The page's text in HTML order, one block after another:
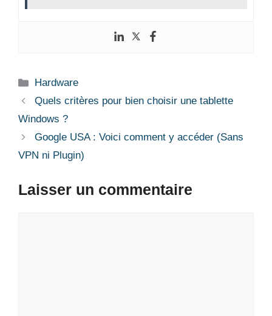
Catégories
Hardware
Quels critères pour bien choisir une tablette
Windows ?
Google USA : Voici comment y accéder (Sans
VPN ni Plugin)
Laisser un commentaire